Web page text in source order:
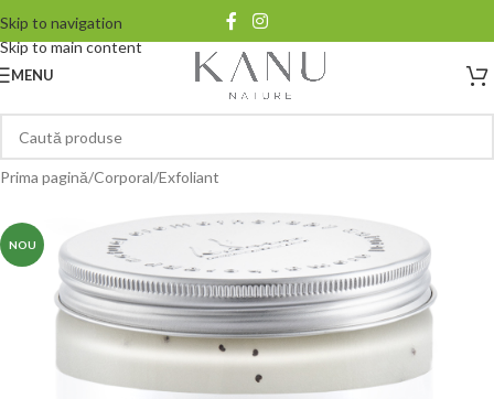
Skip to navigation
Skip to main content
MENU
Prima pagină/Corporal/Exfoliant
NOU